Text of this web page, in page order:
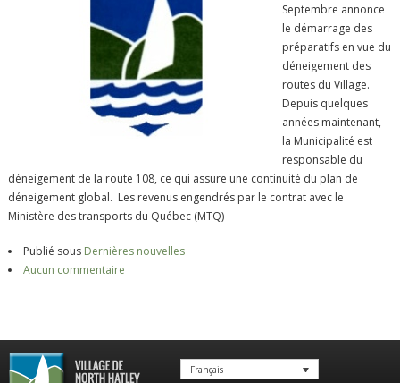
Septembre annonce
le démarrage des
préparatifs en vue du
déneigement des
routes du Village.
Depuis quelques
années maintenant,
la Municipalité est
responsable du
déneigement de la route 108, ce qui assure une continuité du plan de
déneigement global. Les revenus engendrés par le contrat avec le
Ministère des transports du Québec (MTQ)
Publié sous Dernières nouvelles
Aucun commentaire
Français